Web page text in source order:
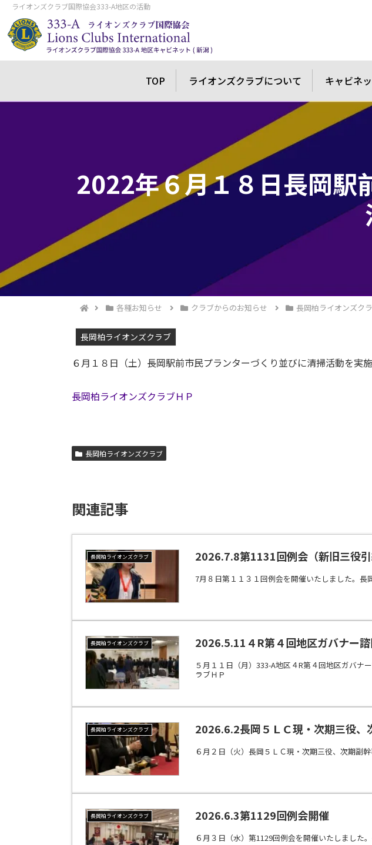
ライオンズクラブ国際協会333-A地区の活動
TOP ライオンズクラブについて キャビネ
2022年６月１８日長岡駅
各種お知らせ クラブからのお知らせ 長岡柏ライオンズク
長岡柏ライオンズクラブ
６月１８日（土）長岡駅前市民プランターづくり並びに清掃活動を実施
長岡柏ライオンズクラブＨＰ
長岡柏ライオンズクラブ
関連記事
長岡柏ライオンズクラブ 2026.7.8第1131回例会（新旧三役
7月８日第１１３１回例会を開催いたしました。長
長岡柏ライオンズクラブ 2026.5.11４R第４回地区ガバナー
５月１１日（月）333-A地区４R第４回地区ガバナ
ラブＨＰ
長岡柏ライオンズクラブ 2026.6.2長岡５ＬＣ現・次期三役、
６月２日（火）長岡５ＬＣ現・次期三役、次期副
長岡柏ライオンズクラブ 2026.6.3第1129回例会開催
６月３日（水）第1129回例会を開催いたしました